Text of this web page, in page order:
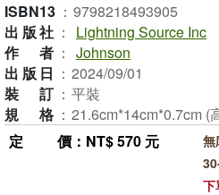
ISBN13 ： 9798218493905
出版社 ：
Lightning Source Inc
作者 ： Johnson
出版日 ： 2024/09/01
裝訂 ： 平裝
規格 ： 21.6cm*14cm*0.7cm (
定價 ：NT$ 570 元
無
下